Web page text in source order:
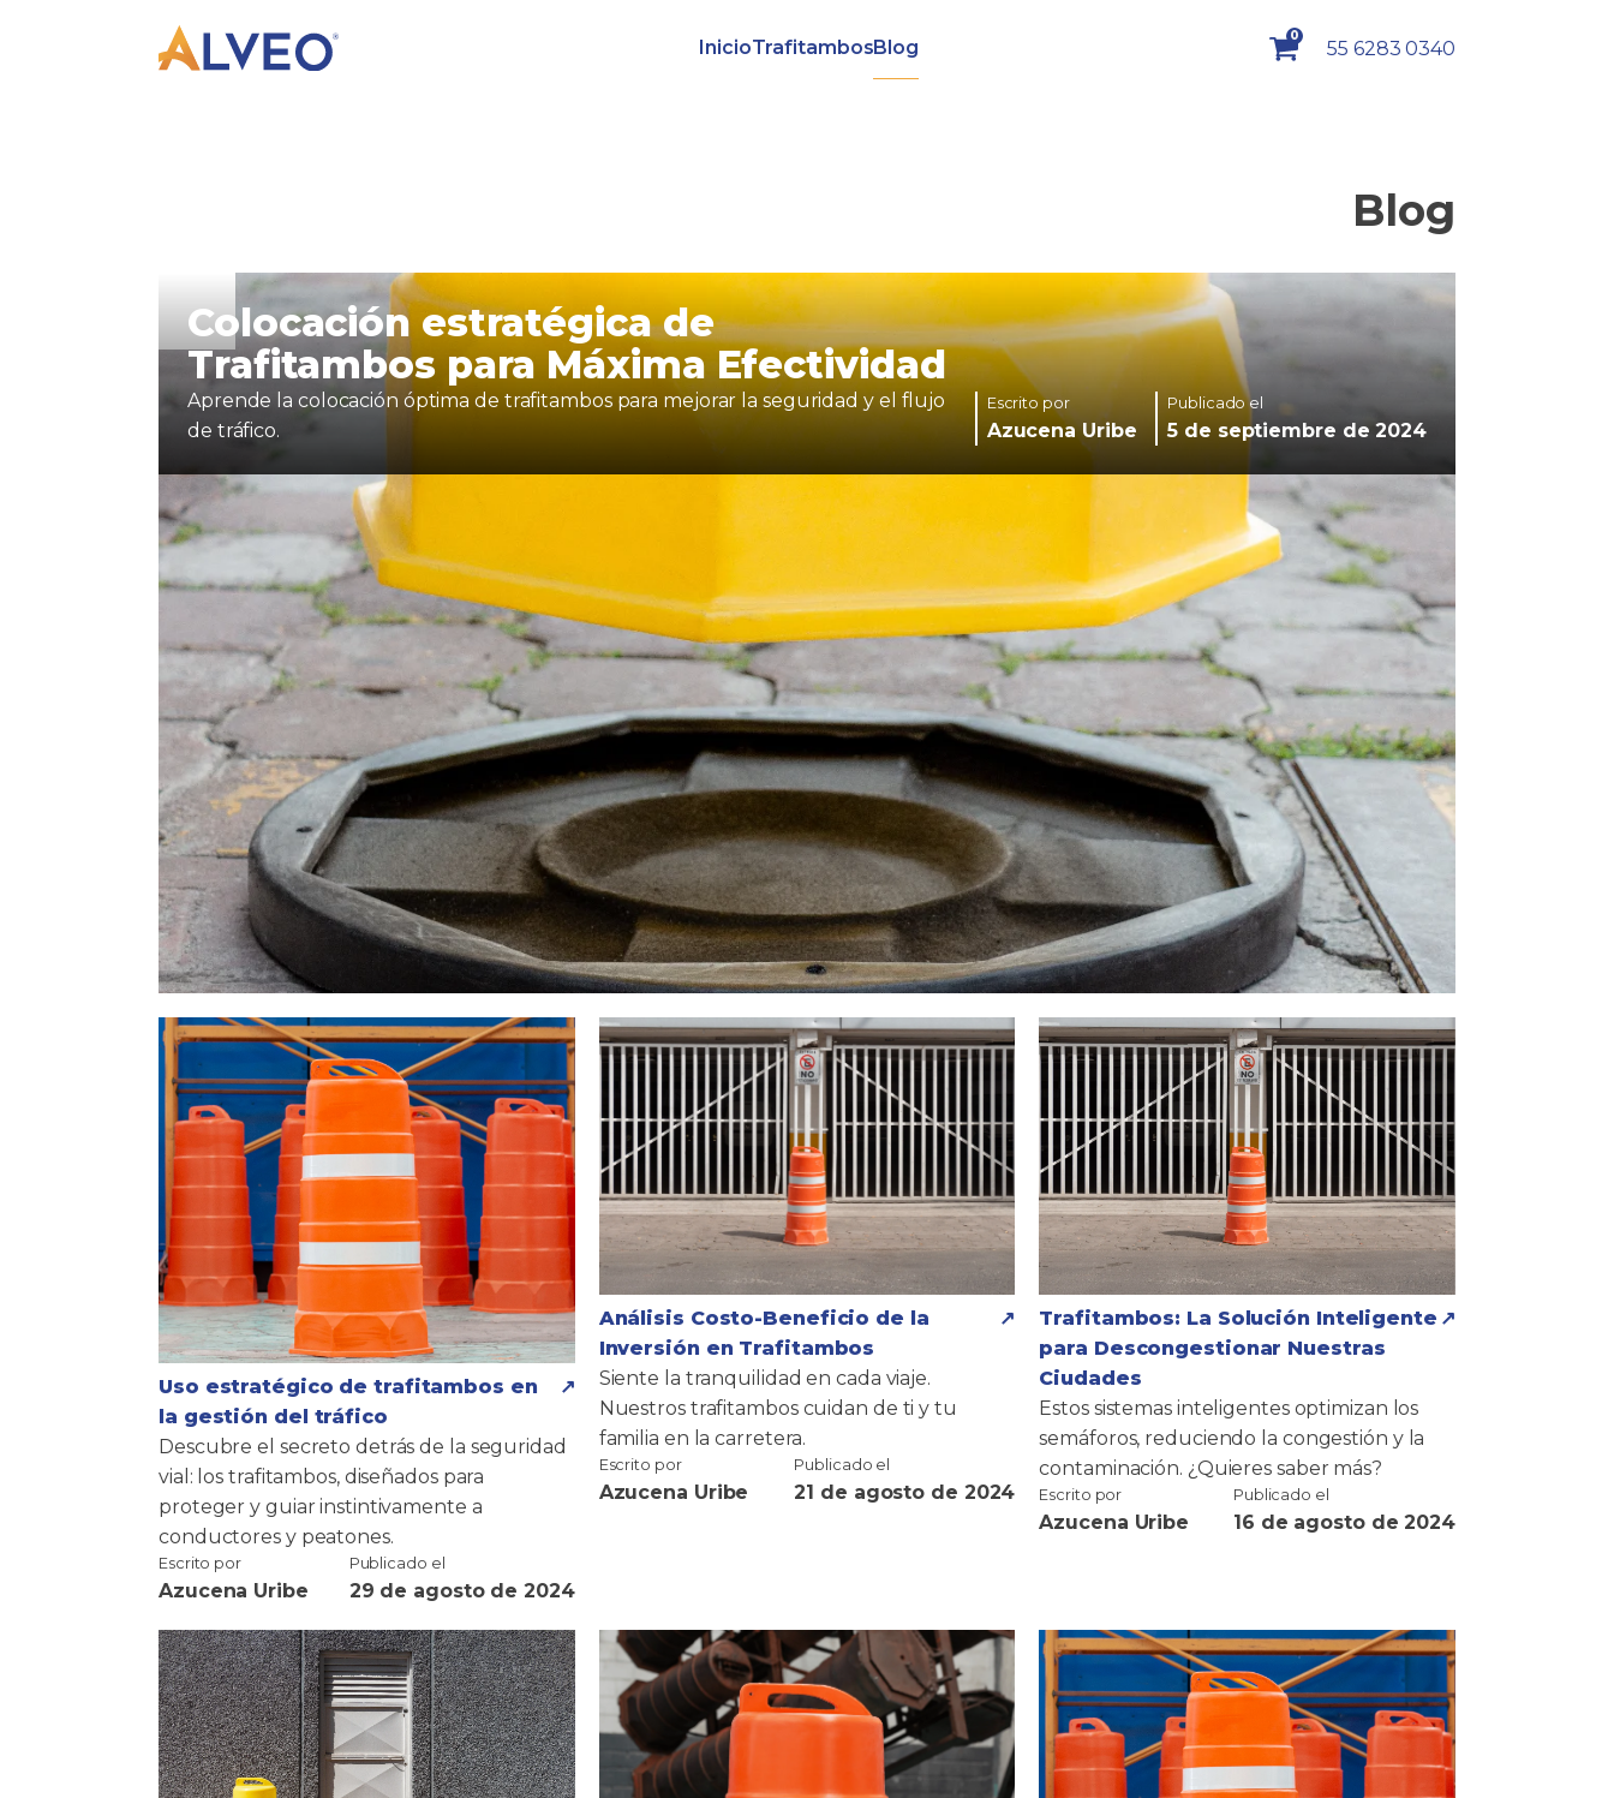
InicioTrafitambosBlog
0
55 6283 0340
Blog
Colocación estratégica de
Trafitambos para Máxima Efectividad
Aprende la colocación óptima de trafitambos para mejorar la seguridad y el flujo
de tráfico.
Escrito por
Azucena Uribe
Publicado el
5 de septiembre de 2024
Uso estratégico de trafitambos en
la gestión del tráfico
Descubre el secreto detrás de la seguridad
vial: los trafitambos, diseñados para
proteger y guiar instintivamente a
conductores y peatones.
Escrito por
Azucena Uribe
Publicado el
29 de agosto de 2024
Análisis Costo-Beneficio de la
Inversión en Trafitambos
Siente la tranquilidad en cada viaje.
Nuestros trafitambos cuidan de ti y tu
familia en la carretera.
Escrito por
Azucena Uribe
Publicado el
21 de agosto de 2024
Trafitambos: La Solución Inteligente
para Descongestionar Nuestras
Ciudades
Estos sistemas inteligentes optimizan los
semáforos, reduciendo la congestión y la
contaminación. ¿Quieres saber más?
Escrito por
Azucena Uribe
Publicado el
16 de agosto de 2024